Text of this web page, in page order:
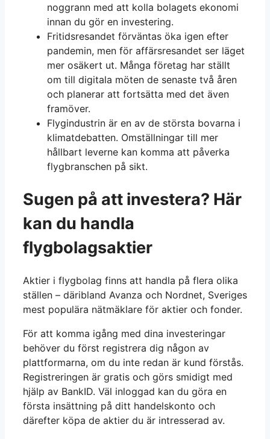
noggrann med att kolla bolagets ekonomi
innan du gör en investering.
Fritidsresandet förväntas öka igen efter
pandemin, men för affärsresandet ser läget
mer osäkert ut. Många företag har ställt
om till digitala möten de senaste två åren
och planerar att fortsätta med det även
framöver.
Flygindustrin är en av de största bovarna i
klimatdebatten. Omställningar till mer
hållbart leverne kan komma att påverka
flygbranschen på sikt.
Sugen på att investera? Här
kan du handla
flygbolagsaktier
Aktier i flygbolag finns att handla på flera olika
ställen – däribland Avanza och Nordnet, Sveriges
mest populära nätmäklare för aktier och fonder.
För att komma igång med dina investeringar
behöver du först registrera dig någon av
plattformarna, om du inte redan är kund förstås.
Registreringen är gratis och görs smidigt med
hjälp av BankID. Väl inloggad kan du göra en
första insättning på ditt handelskonto och
därefter köpa de aktier du är intresserad av.